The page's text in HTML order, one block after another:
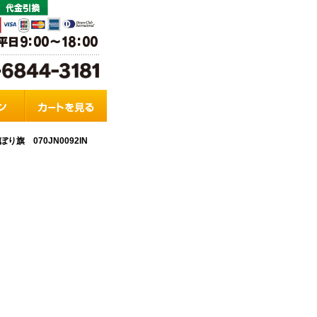
り旗 070JN0092IN